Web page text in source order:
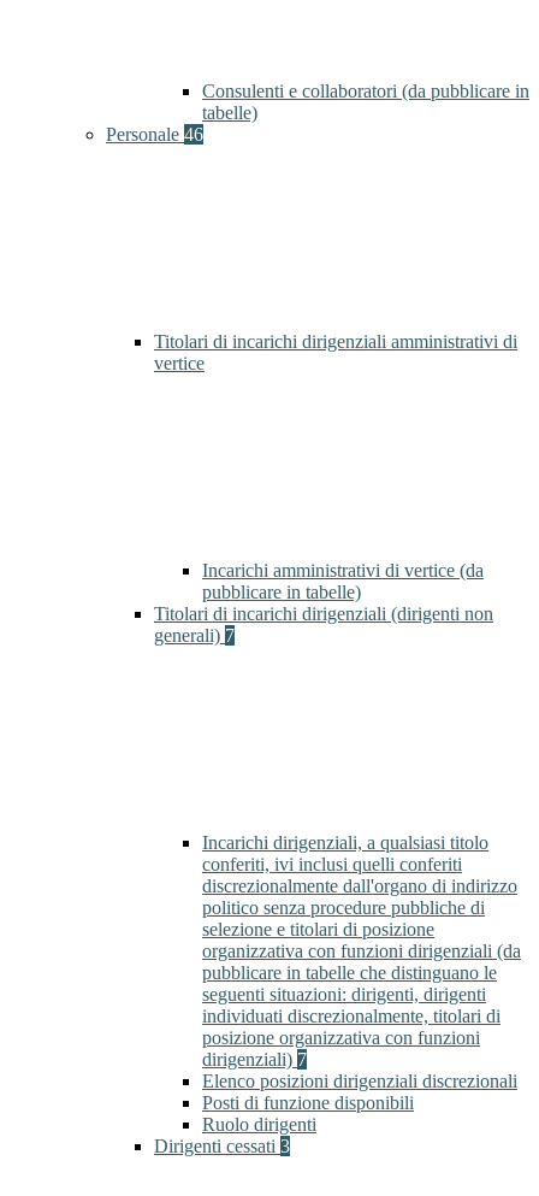
Consulenti e collaboratori (da pubblicare in
tabelle)
Personale 46
Titolari di incarichi dirigenziali amministrativi di
vertice
Incarichi amministrativi di vertice (da
pubblicare in tabelle)
Titolari di incarichi dirigenziali (dirigenti non
generali) 7
Incarichi dirigenziali, a qualsiasi titolo
conferiti, ivi inclusi quelli conferiti
discrezionalmente dall'organo di indirizzo
politico senza procedure pubbliche di
selezione e titolari di posizione
organizzativa con funzioni dirigenziali (da
pubblicare in tabelle che distinguano le
seguenti situazioni: dirigenti, dirigenti
individuati discrezionalmente, titolari di
posizione organizzativa con funzioni
dirigenziali) 7
Elenco posizioni dirigenziali discrezionali
Posti di funzione disponibili
Ruolo dirigenti
Dirigenti cessati 3